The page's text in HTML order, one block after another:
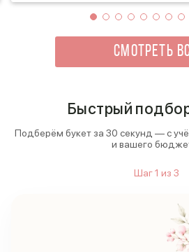
приятно удивлён их
Благодаря их помощи, я смог
отражали моё уважение и
человеке. Рекомендую этот
не только качественные цветы,
СМОТРЕТЬ
Быстрый
Подберём букет за 30 секунд — с
и вашего
Шаг1 из 3